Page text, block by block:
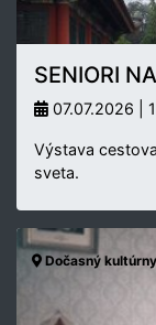
SENIORI
07.07.2026 |
Výstava
sveta.
Dočasný